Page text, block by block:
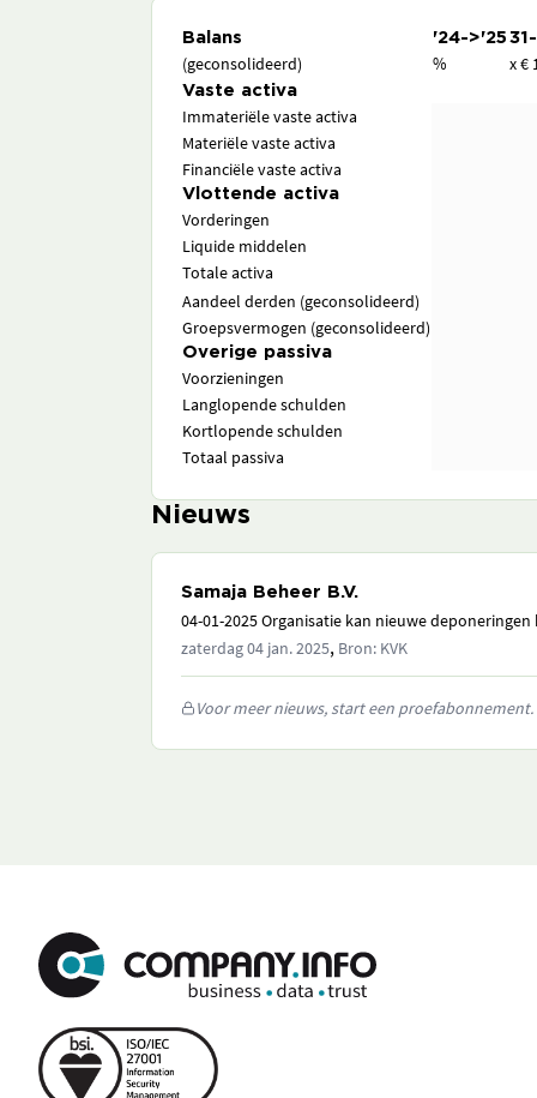
Balans '24->'25
(geconsolideerd) % x €
Vaste activa
Immateriële vaste activa
Materiële vaste activa
Financiële vaste activa
Vlottende activa
Vorderingen
Liquide middelen
Totale activa
Aandeel derden (geconsolideerd)
Groepsvermogen (geconsolideerd)
Overige passiva
Voorzieningen
Langlopende schulden
Kortlopende schulden
Totaal passiva
Nieuws
Samaja Beheer B.V.
04-01-2025 Organisatie kan nieuwe
zaterdag 04 jan. 2025, Bron: KVK
Voor meer nieuws, start een proefabonnement.